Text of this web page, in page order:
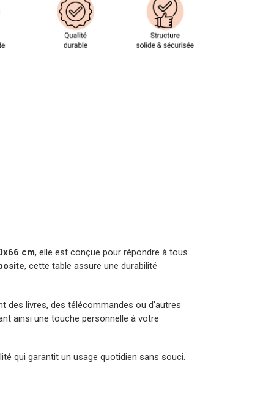
cm, elle est conçue pour répondre à tous
, cette table assure une durabilité
des livres, des télécommandes ou d’autres
ainsi une touche personnelle à votre
qui garantit un usage quotidien sans souci.